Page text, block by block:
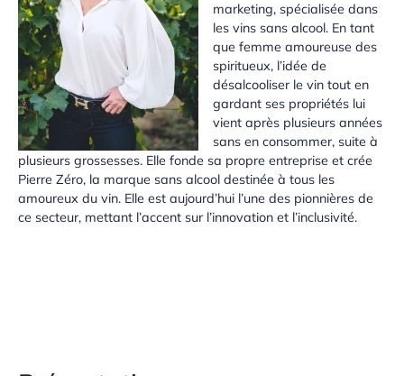
marketing, spécialisée dans
les vins sans alcool. En tant
que femme amoureuse des
spiritueux, l’idée de
désalcooliser le vin tout en
gardant ses propriétés lui
vient après plusieurs années
sans en consommer, suite à
plusieurs grossesses. Elle fonde sa propre entreprise et crée
Pierre Zéro, la marque sans alcool destinée à tous les
amoureux du vin. Elle est aujourd’hui l’une des pionnières de
ce secteur, mettant l’accent sur l’innovation et l’inclusivité.